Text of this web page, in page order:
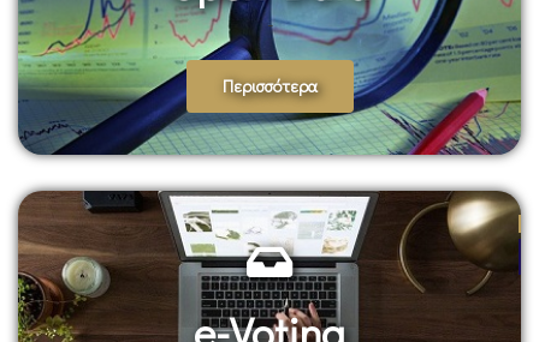
Open Data
-
Περισσότερα